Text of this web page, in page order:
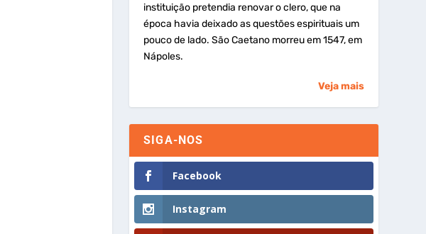
instituição pretendia renovar o clero, que na
época havia deixado as questões espirituais um
pouco de lado. São Caetano morreu em 1547, em
Nápoles.
Veja mais
SIGA-NOS
Facebook
Instagram